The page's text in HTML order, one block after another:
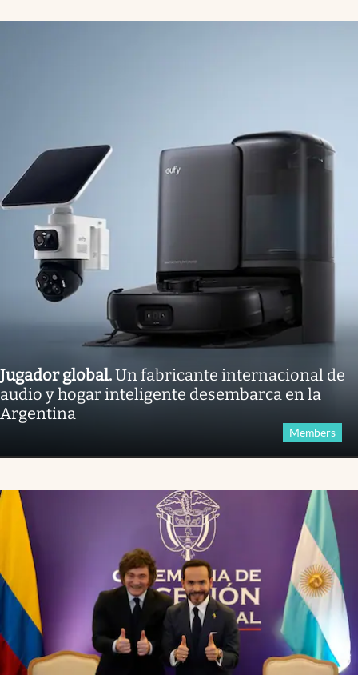
Jugador global.Un fabricante internacional de
audio y hogar inteligente desembarca en la
Argentina
Members